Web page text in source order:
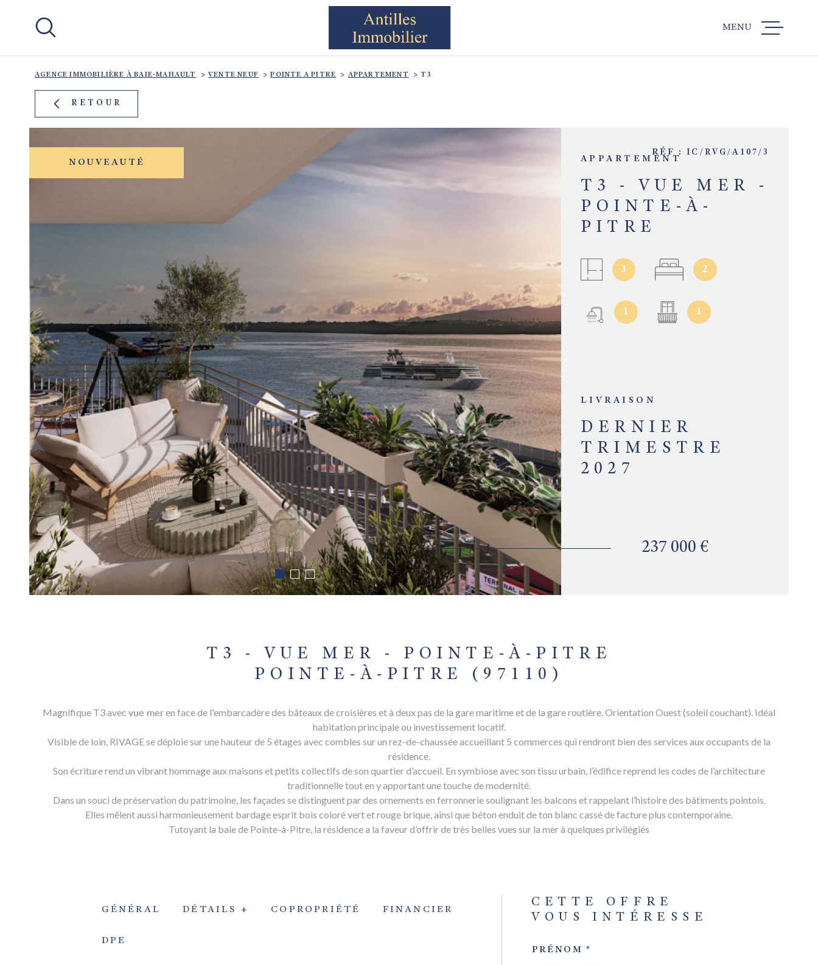
CONTACT
MENU
AGENCE IMMOBILIÈRE À BAIE-MAHAULT VENTE NEUF POINTE A PITRE APPARTEMENT T3
RETOUR
NOUVEAUTÉ
RÉF :IC/RVG/A107/3
APPARTEMENT
T3 - VUE MER -
POINTE-À-
PITRE
3 2
1 1
237 000 €
LIVRAISON
DERNIER
TRIMESTRE
2027
T3 - VUE MER - POINTE-À-PITRE
POINTE-À-PITRE (97110)
Magnifique T3 avec vue meren face de l'embarcadère des bâteaux de croisières et à deux pas de la gare maritime et de la gare routière. Orientation Ouest (soleil couchant). Idéal
habitation principale ou investissement locatif.
Visible de loin, RIVAGE se déploie sur une hauteur de 5 étages avec combles sur un rez-de-chaussée accueillant 5 commerces qui rendront bien des services aux occupants de la
résidence.
Son écriture rend un vibrant hommage aux maisons et petits collectifs de son quartier d’accueil. En symbiose avec son tissu urbain, l’édifice reprend les codes de l’architecture
traditionnelle tout en y apportant une touche de modernité.
Dans un souci de préservation du patrimoine, les façades se distinguent par des ornements en ferronnerie soulignant les balcons et rappelant l’histoire des bâtiments pointois.
Elles mêlent aussi harmonieusement bardage esprit bois coloré vert et rouge brique, ainsi que béton enduit de ton blanc cassé de facture plus contemporaine.
Tutoyant la baie de Pointe-à-Pitre, la résidence a la faveur d’offrir de très belles vues sur la mer à quelques privilégiés
GÉNÉRAL DÉTAILS + COPROPRIÉTÉ FINANCIER
DPE
CETTE OFFRE
VOUS INTÉRESSE
PRÉNOM *